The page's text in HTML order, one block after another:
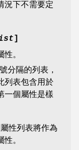
況下不需要定
。
分隔的列表，
列表包含用於
一個屬性是樣
性列表將作為
。